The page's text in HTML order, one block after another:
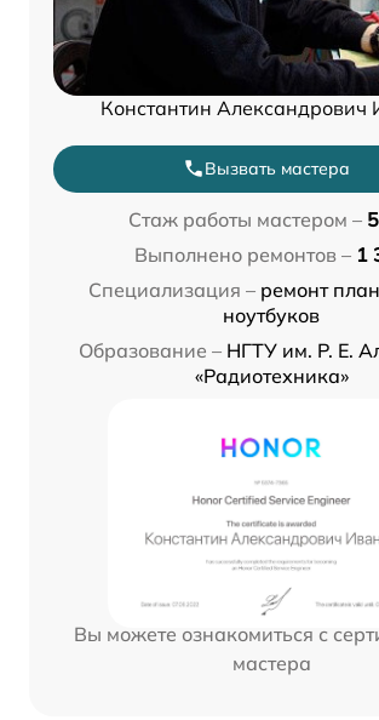
Константин Александрович
Вызвать мастера
Стаж работы мастером –
Выполнено ремонтов – 1
Специализация – ремонт
ноутбуков
Образование – НГТУ им. Р. Е.
«Радиотехника»
Вы можете ознакомиться с
мастера